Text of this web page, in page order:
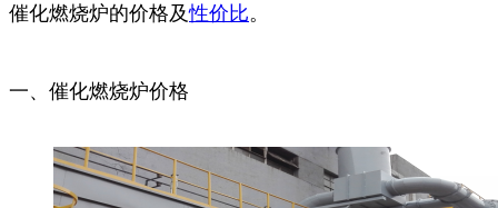
催化燃烧炉的价格及性价比。
一、催化燃烧炉价格